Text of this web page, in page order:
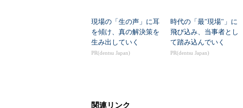
現場の「生の声」に耳
を傾け、真の解決策を
生み出していく
PR(dentsu Japan)
時代の「最"現場"」に
飛び込み、当事者とし
て踏み込んでいく
PR(dentsu Japan)
関連リンク